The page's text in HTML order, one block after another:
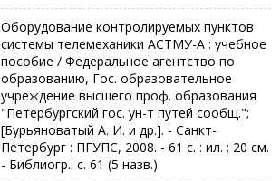
Оборудование контролируемых пунктов
системы телемеханики АСТМУ-А : учебное
пособие / Федеральное агентство по
образованию, Гос. образовательное
учреждение высшего проф. образования
"Петербургский гос. ун-т путей сообщ.";
[Бурьяноватый А. И. и др.]. - Санкт-
Петербург : ПГУПС, 2008. - 61 с. : ил. ; 20 см.
- Библиогр.: с. 61 (5 назв.)